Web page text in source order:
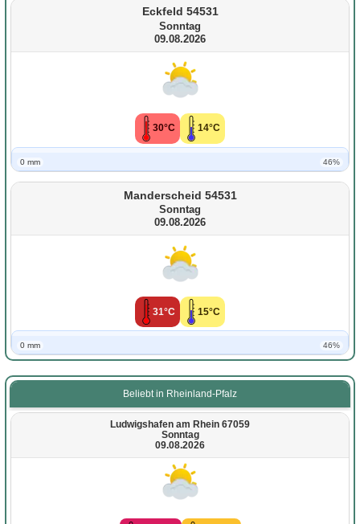
Eckfeld 54531
Sonntag
09.08.2026
30°C 14°C
0 mm 46%
Manderscheid 54531
Sonntag
09.08.2026
31°C 15°C
0 mm 46%
Beliebt in Rheinland-Pfalz
Ludwigshafen am Rhein 67059
Sonntag
09.08.2026